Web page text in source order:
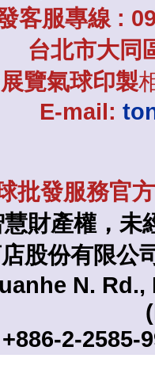
客服專線 :
台北市大同
覽氣球印製
E-mail:
批發服務官
財產權，未
股份有限公
N.
2-2585-